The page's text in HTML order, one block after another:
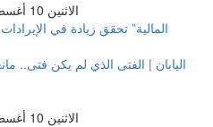
الاثنين 10 أغسطس 2026 12:59 صباحاً
الاثنين 10 أغسطس 2026 02:04 صباحاً